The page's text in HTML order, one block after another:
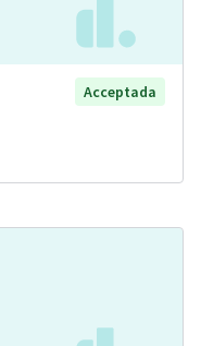
Acceptada